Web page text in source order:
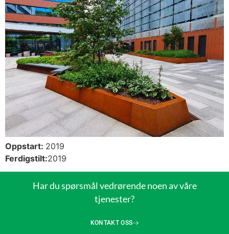
Oppstart: 2019
Ferdigstilt:2019
Har du spørsmål vedrørende noen av våre
tjenester?
KONTAKT OSS